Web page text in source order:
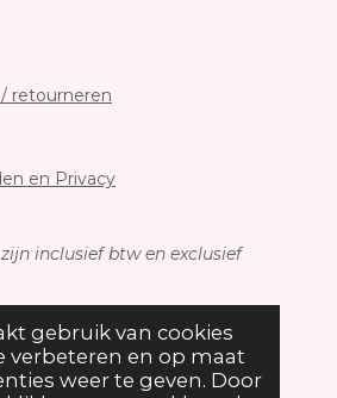
gebruik van cookies
verbeteren en op maat
weer te geven. Door
retourneren
en Privacy
inclusief btw en exclusief